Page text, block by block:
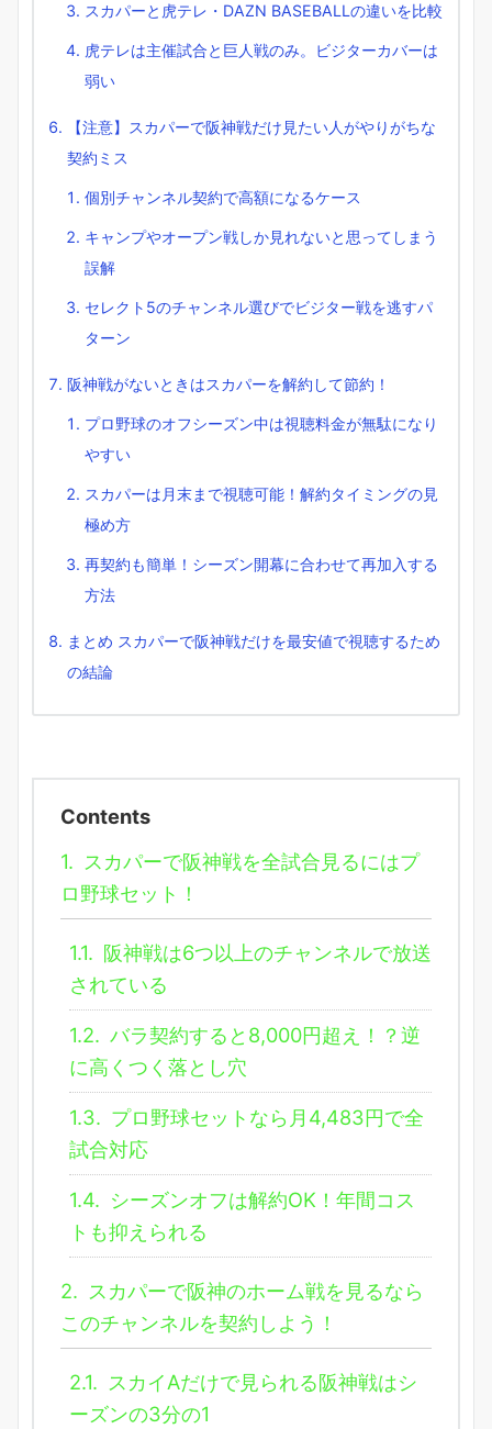
スカパーと虎テレ・DAZN BASEBALLの違いを比較
虎テレは主催試合と巨人戦のみ。ビジターカバーは
弱い
【注意】スカパーで阪神戦だけ見たい人がやりがちな
契約ミス
個別チャンネル契約で高額になるケース
キャンプやオープン戦しか見れないと思ってしまう
誤解
セレクト5のチャンネル選びでビジター戦を逃すパ
ターン
阪神戦がないときはスカパーを解約して節約！
プロ野球のオフシーズン中は視聴料金が無駄になり
やすい
スカパーは月末まで視聴可能！解約タイミングの見
極め方
再契約も簡単！シーズン開幕に合わせて再加入する
方法
まとめ スカパーで阪神戦だけを最安値で視聴するため
の結論
Contents
1. スカパーで阪神戦を全試合見るにはプ
ロ野球セット！
1.1. 阪神戦は6つ以上のチャンネルで放送
されている
1.2. バラ契約すると8,000円超え！？逆
に高くつく落とし穴
1.3. プロ野球セットなら月4,483円で全
試合対応
1.4. シーズンオフは解約OK！年間コス
トも抑えられる
2. スカパーで阪神のホーム戦を見るなら
このチャンネルを契約しよう！
2.1. スカイAだけで見られる阪神戦はシ
ーズンの3分の1